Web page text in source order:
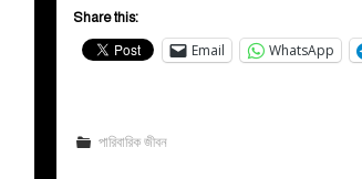
Share this:
Email WhatsApp
পারিবারিক জীবন